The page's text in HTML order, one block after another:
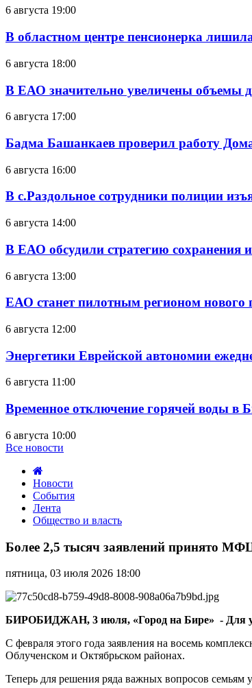
6 августа 19:00
В областном центре пенсионерка
6 августа 18:00
В ЕАО значительно увеличены объемы
6 августа 17:00
Бадма Башанкаев проверил работу
6 августа 16:00
В с.Раздольное сотрудники полиции
6 августа 14:00
В ЕАО обсудили стратегию сохранения
6 августа 13:00
ЕАО станет пилотным регионом нового
6 августа 12:00
Энергетики Еврейской автономии
6 августа 11:00
Временное отключение горячей воды в
6 августа 10:00
Все новости
Новости
События
Лента
Общество и власть
2,5
тысяч
заявлений
принято
МФЦ
на
меры
поддержки
участников
Более 2,5 тысяч заявлений принято
пятница, 03 июля 2026 18:00
БИРОБИДЖАН, 3 июля, «Город на Бире» - Для
С февраля этого года заявления на восемь
Облученском и Октябрьском районах.
Теперь для решения ряда важных вопросов